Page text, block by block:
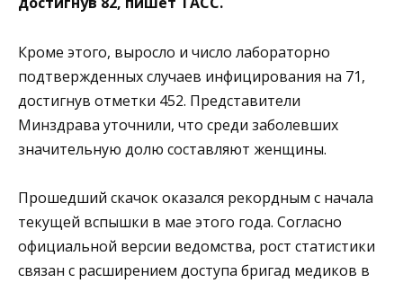
Кроме этого, выросло и число лабораторно
подтвержденных случаев инфицирования на 71,
достигнув отметки 452. Представители
Минздрава уточнили, что среди заболевших
значительную долю составляют женщины.
Прошедший скачок оказался рекордным с начала
текущей вспышки в мае этого года. Согласно
официальной версии ведомства, рост статистики
связан с расширением доступа бригад медиков в